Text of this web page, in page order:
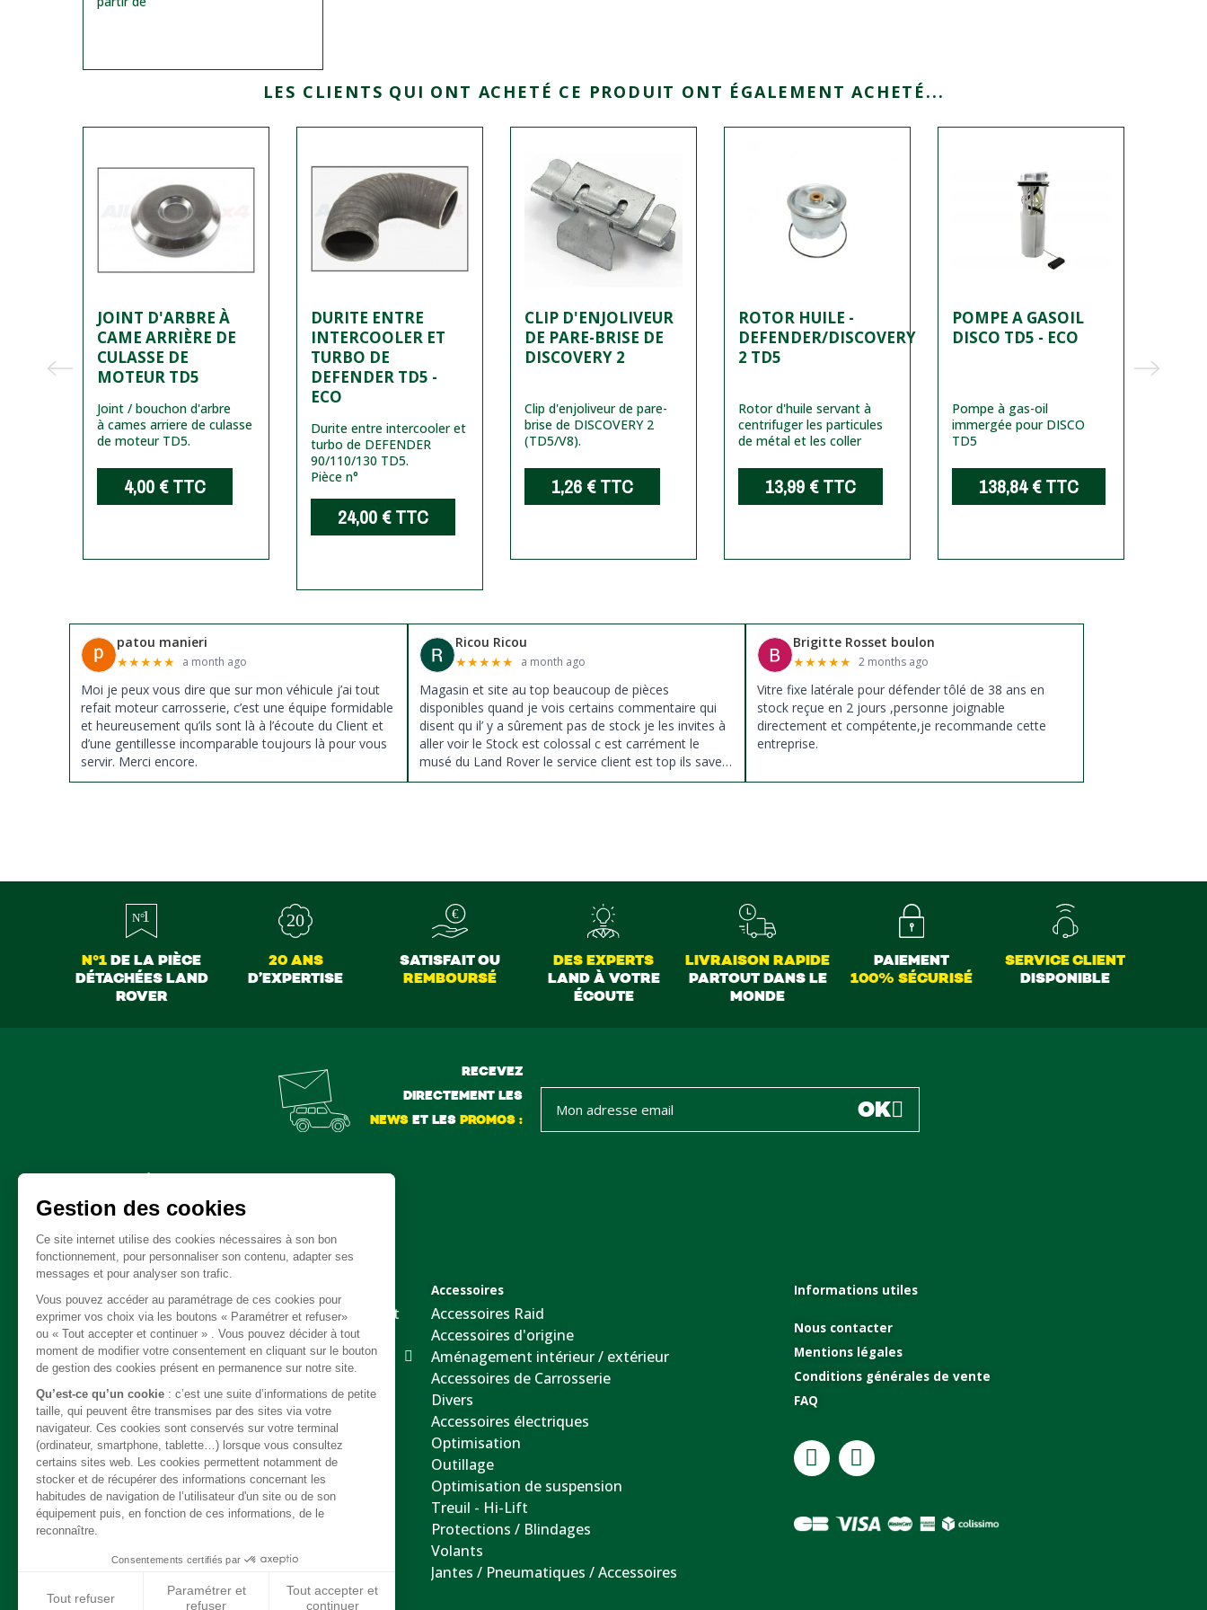
LES CLIENTS QUI ONT ACHETÉ CE PRODUIT ONT ÉGALEMENT ACHETÉ...
JOINT D'ARBRE À
CAME ARRIÈRE DE
CULASSE DE
MOTEUR TD5
Joint / bouchon d'arbre
à cames arriere de culasse
de moteur TD5.
4,00 €TTC
DURITE ENTRE
INTERCOOLER ET
TURBO DE
DEFENDER TD5 -
ECO
Durite entre intercooler et
turbo de DEFENDER
90/110/130 TD5.
Pièce n°
24,00 €TTC
CLIP D'ENJOLIVEUR
DE PARE-BRISE DE
DISCOVERY 2
Clip d'enjoliveur de pare-
brise de DISCOVERY 2
(TD5/V8).
1,26 €TTC
ROTOR HUILE -
DEFENDER/DISCOVERY
2 TD5
Rotor d'huile servant à
centrifuger les particules
de métal et les coller
13,99 €TTC
POMPE A GASOIL
DISCO TD5 - ECO
Pompe à gas-oil
immergée pour DISCO
TD5
138,84 €TTC
patou manieri
★★★★★ a month ago
Moi je peux vous dire que sur mon véhicule j’ai tout
refait moteur carrosserie, c’est une équipe formidable
et heureusement qu’ils sont là à l’écoute du Client et
d’une gentillesse incomparable toujours là pour vous
servir. Merci encore.
Ricou Ricou
★★★★★ a month ago
Magasin et site au top beaucoup de pièces
disponibles quand je vois certains commentaire qui
disent qu il’ y a sûrement pas de stock je les invites à
aller voir le Stock est colossal c est carrément le
musé du Land Rover le service client est top ils savent
donné des conseils et ne pousse pas à la vente ils
Brigitte Rosset boulon
★★★★★ 2 months ago
Vitre fixe latérale pour défender tôlé de 38 ans en
stock reçue en 2 jours ,personne joignable
directement et compétente,je recommande cette
entreprise.
N°1DE LA PIÈCE
DÉTACHÉES LAND
ROVER
20 ANS
D’EXPERTISE
SATISFAIT OU
REMBOURSÉ
DES EXPERTS
LAND À VOTRE
ÉCOUTE
LIVRAISON RAPIDE
PARTOUT DANS LE
MONDE
PAIEMENT
100% SÉCURISÉ
SERVICE CLIENT
DISPONIBLE
RECEVEZ
DIRECTEMENT LES
NEWSET LES PROMOS : OK
Embrayage - Boite de vitesse / boite de transfert
Câble
Carrosserie / Chassis
Direction
Echappement
Electricité
Freinage
Intérieur
Moteur
Refroidissement / chauffage / clim
Suspension
Système de carburant
Jantes / Pneumatiques
Accessoires
Accessoires Raid
Accessoires d'origine
Aménagement intérieur / extérieur
Accessoires de Carrosserie
Divers
Accessoires électriques
Optimisation
Outillage
Optimisation de suspension
Treuil - Hi-Lift
Protections / Blindages
Volants
Jantes / Pneumatiques / Accessoires
Informations utiles
Nous contacter
Mentions légales
Conditions générales de vente
FAQ